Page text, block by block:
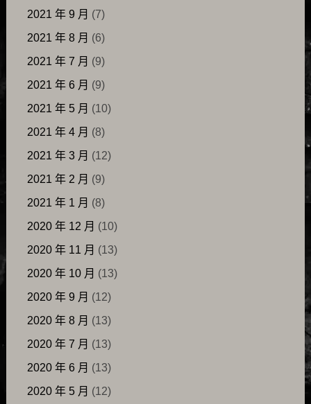
2021 年 9 月 (7)
2021 年 8 月 (6)
2021 年 7 月 (9)
2021 年 6 月 (9)
2021 年 5 月 (10)
2021 年 4 月 (8)
2021 年 3 月 (12)
2021 年 2 月 (9)
2021 年 1 月 (8)
2020 年 12 月 (10)
2020 年 11 月 (13)
2020 年 10 月 (13)
2020 年 9 月 (12)
2020 年 8 月 (13)
2020 年 7 月 (13)
2020 年 6 月 (13)
2020 年 5 月 (12)